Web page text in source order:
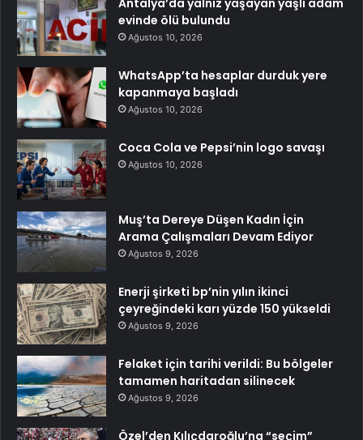
Antalya’da yalnız yaşayan yaşlı adam
evinde ölü bulundu
Ağustos 10, 2026
WhatsApp’ta hesaplar durduk yere
kapanmaya başladı
Ağustos 10, 2026
Coca Cola ve Pepsi’nin logo savaşı
Ağustos 10, 2026
Muş’ta Dereye Düşen Kadın İçin
Arama Çalışmaları Devam Ediyor
Ağustos 9, 2026
Enerji şirketi bp’nin yılın ikinci
çeyreğindeki karı yüzde 150 yükseldi
Ağustos 9, 2026
Felaket için tarihi verildi: Bu bölgeler
tamamen haritadan silinecek
Ağustos 9, 2026
Özel’den Kılıçdaroğlu’na “seçim”